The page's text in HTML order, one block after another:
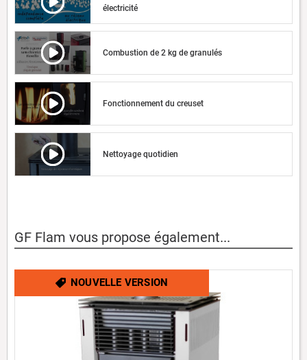
électricité
Combustion de 2 kg de granulés
Fonctionnement du creuset
Nettoyage quotidien
GF Flam vous propose également...
NOUVELLE VERSION